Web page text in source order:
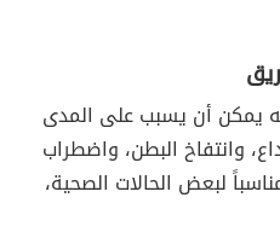
يمكن أن يسبب على المدى
وانتفاخ البطن، واضطراب
لبعض الحالات الصحية،